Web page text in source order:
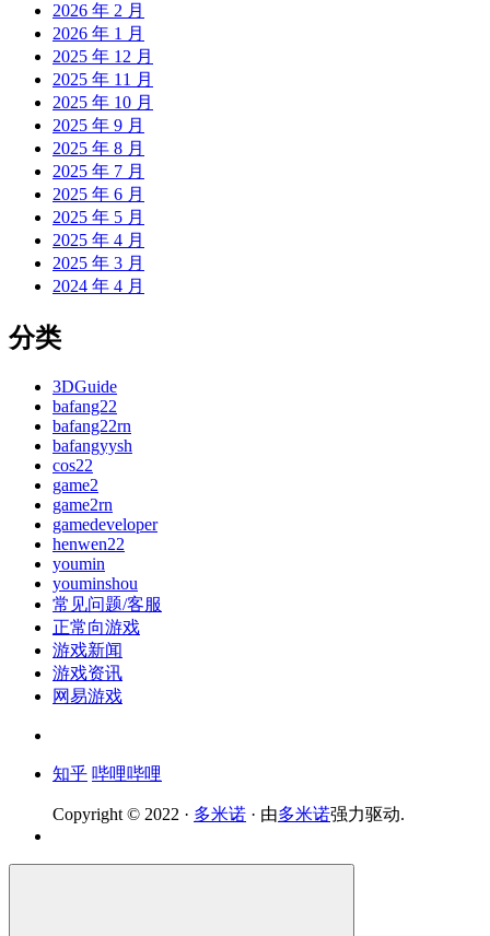
2026 年 2 月
2026 年 1 月
2025 年 12 月
2025 年 11 月
2025 年 10 月
2025 年 9 月
2025 年 8 月
2025 年 7 月
2025 年 6 月
2025 年 5 月
2025 年 4 月
2025 年 3 月
2024 年 4 月
分类
3DGuide
bafang22
bafang22rn
bafangyysh
cos22
game2
game2rn
gamedeveloper
henwen22
youmin
youminshou
常见问题/客服
正常向游戏
游戏新闻
游戏资讯
网易游戏
知乎 哔哩哔哩
Copyright © 2022 · 多米诺 · 由多米诺强力驱动.